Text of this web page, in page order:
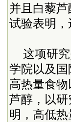
并且白藜
试验表明
这项研
学院以及
高热量食
芦醇，以
明，高低